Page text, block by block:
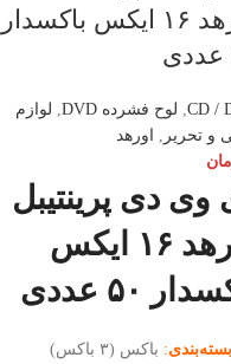
اورهد ۱۶ ایکس باکسدار
CD /
, لوح فشرده DVD , لوازم
و تحریر ,
اورهد
وی دی پرینتیبل
اورهد ۱۶ ایکس
۵۰ عددی
: باکس (۳ باکس)